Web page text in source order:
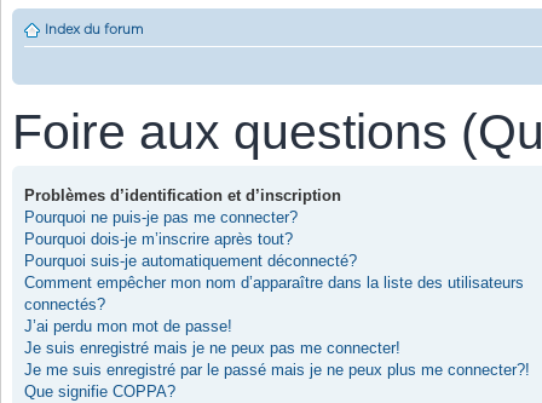
Index du forum
Foire aux questions
Problèmes d’identification et d’inscription
Pourquoi ne puis-je pas me connecter?
Pourquoi dois-je m’inscrire après tout?
Pourquoi suis-je automatiquement déconnecté?
Comment empêcher mon nom d’apparaître dans la liste des utilisateurs
connectés?
J’ai perdu mon mot de passe!
Je suis enregistré mais je ne peux pas me connecter!
Je me suis enregistré par le passé mais je ne peux plus me connecter?!
Que signifie COPPA?